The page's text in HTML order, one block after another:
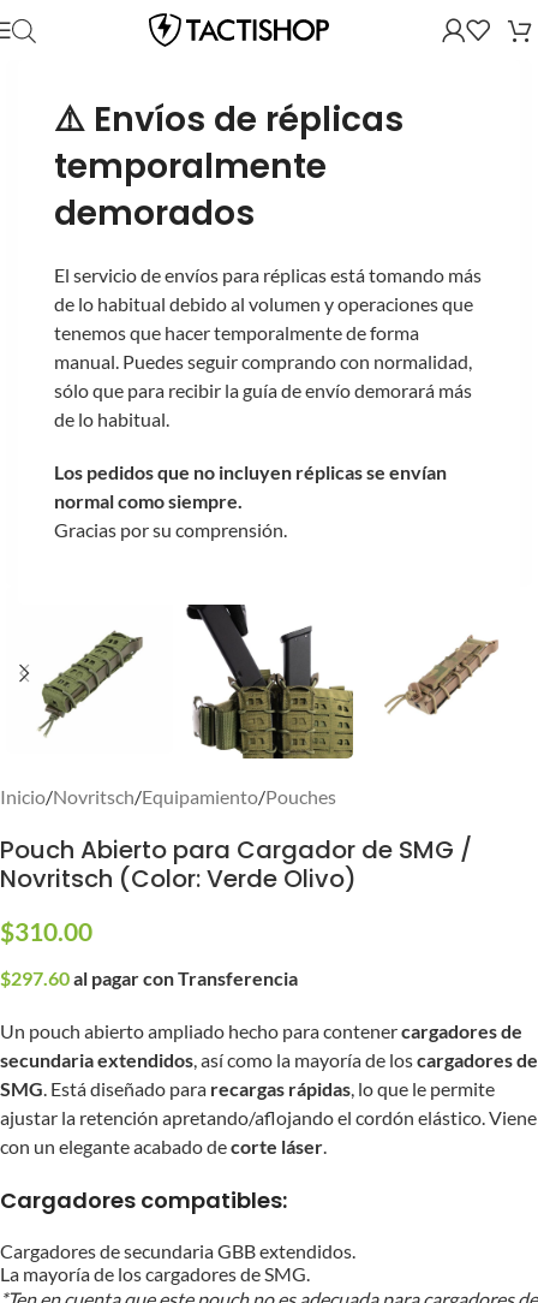
⚠️ Envíos de réplicas
temporalmente
demorados
El servicio de envíos para réplicas está tomando más
de lo habitual debido al volumen y operaciones que
tenemos que hacer temporalmente de forma
manual. Puedes seguir comprando con normalidad,
sólo que para recibir la guía de envío demorará más
de lo habitual.
Los pedidos que no incluyen réplicas se envían
normal como siempre.
Gracias por su comprensión.
Inicio/Novritsch/Equipamiento/Pouches
Pouch Abierto para Cargador de SMG /
Novritsch (Color: Verde Olivo)
$310.00
$297.60al pagar con Transferencia
Un pouch abierto ampliado hecho para contenercargadores de
secundaria extendidos, así como la mayoría de loscargadores de
SMG. Está diseñado para recargas rápidas, lo que le permite
ajustar la retención apretando/aflojando el cordón elástico. Viene
con un elegante acabado decorte láser.
Cargadores compatibles:
Cargadores de secundaria GBB extendidos.
La mayoría de los cargadores de SMG.